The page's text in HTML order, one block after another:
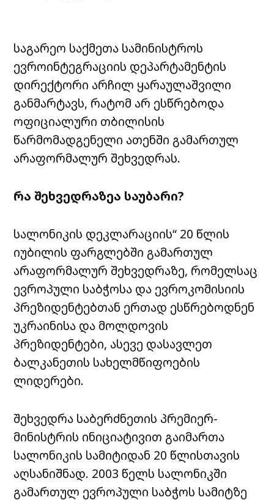
საგარეო საქმეთა სამინისტროს
ევროინტეგრაციის დეპარტამენტის
დირექტორი არჩილ ყარაულაშვილი
განმარტავს, რატომ არ ესწრებოდა
ოფიციალური თბილისის
წარმომადგენელი ათენში გამართულ
არაფორმალურ შეხვედრას.
რა შეხვედრაზეა საუბარი?
სალონიკის დეკლარაციის“ 20 წლის
იუბილის ფარგლებში გამართულ
არაფორმალურ შეხვედრაზე, რომელსაც
ევროპული საბჭოსა და ევროკომისიის
პრეზიდენტებთან ერთად ესწრებოდნენ
უკრაინისა და მოლდოვის
პრეზიდენტები, ასევე დასავლეთ
ბალკანეთის სახელმწიფოების
ლიდერები.
შეხვედრა საბერძნეთის პრემიერ-
მინისტრის ინიციატივით გაიმართა
სალონიკის სამიტიდან 20 წლისთავის
აღსანიშნად. 2003 წელს სალონიკში
გამართულ ევროპული საბჭოს სამიტზე